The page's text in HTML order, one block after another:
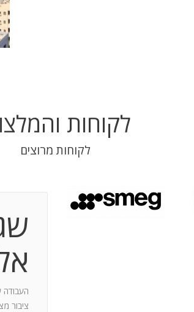
לקוחות
לקוחות מרוצים
העבודה
ציבור
עבודה משותפת בת 10 שנים.
מספר תחנות: פארק מיני ישראל בלטרון,
, מדרבן ומייצר תקשורת יש
בך את היכולת להניע את כלל הצוות